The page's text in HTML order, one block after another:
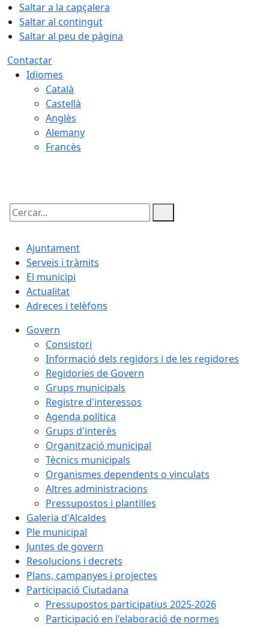
Saltar a la capçalera
Saltar al contingut
Saltar al peu de pàgina
Contactar
Idiomes
Català
Castellà
Anglès
Alemany
Francès
Cercar:
Ajuntament
Serveis i tràmits
El municipi
Actualitat
Adreces i telèfons
Govern
Consistori
Informació dels regidors i de les regidores
Regidories de Govern
Grups municipals
Registre d'interessos
Agenda política
Grups d'interès
Organització municipal
Tècnics municipals
Organismes dependents o vinculats
Altres administracions
Pressupostos i plantilles
Galeria d'Alcaldes
Ple municipal
Juntes de govern
Resolucions i decrets
Plans, campanyes i projectes
Participació Ciutadana
Pressupostos participatius 2025-2026
Participació en l'elaboració de normes